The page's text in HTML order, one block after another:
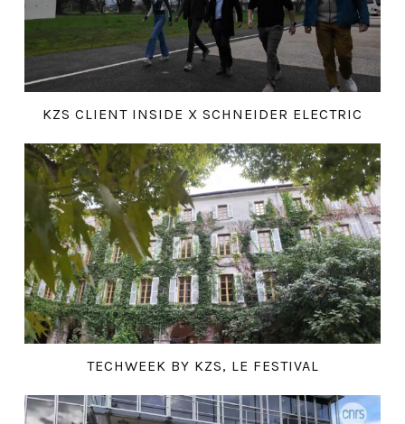
KZS CLIENT INSIDE X SCHNEIDER ELECTRIC
TECHWEEK BY KZS, LE FESTIVAL